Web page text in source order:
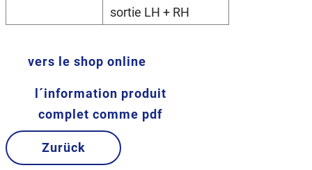
sortie LH + RH
vers le shop online
l´information produit
complet comme pdf
Zurück